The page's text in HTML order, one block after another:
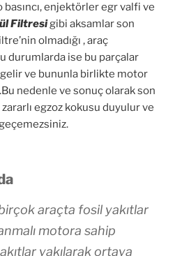
basıncı, enjektörler egr valfi ve
Filtresigibi aksamlar son
olmadığı , araç
durumlarda ise bu parçalar
gelir ve bununla birlikte motor
nedenle ve sonuç olarak son
egzoz kokusu duyulur ve
araçta fosil yakıtlar
motora sahip
yakılarak ortaya